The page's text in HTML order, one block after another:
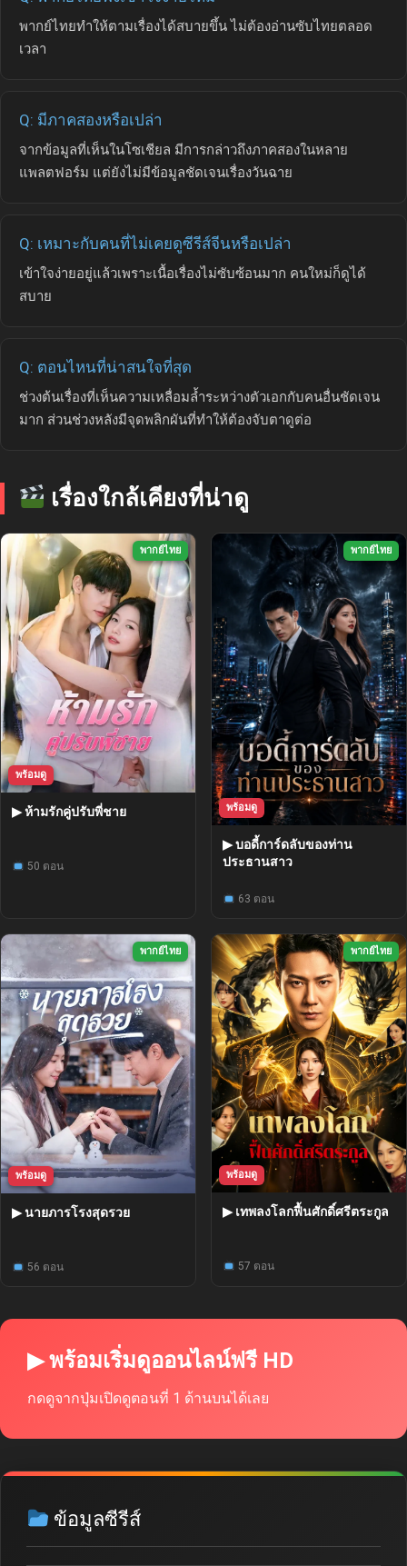
พากย์ไทยทำให้ตามเรื่องได้สบายขึ้น ไม่ต้องอ่านซับไทยตลอด
เวลา
Q: มีภาคสองหรือเปล่า
จากข้อมูลที่เห็นในโซเชียล มีการกล่าวถึงภาคสองในหลาย
แพลตฟอร์ม แต่ยังไม่มีข้อมูลชัดเจนเรื่องวันฉาย
Q: เหมาะกับคนที่ไม่เคยดูซีรีส์จีนหรือเปล่า
เข้าใจง่ายอยู่แล้วเพราะเนื้อเรื่องไม่ซับซ้อนมาก คนใหม่ก็ดูได้
สบาย
Q: ตอนไหนที่น่าสนใจที่สุด
ช่วงต้นเรื่องที่เห็นความเหลื่อมล้ำระหว่างตัวเอกกับคนอื่นชัดเจน
มาก ส่วนช่วงหลังมีจุดพลิกผันที่ทำให้ต้องจับตาดูต่อ
เรื่องใกล้เคียงที่น่าดู
พากย์ไทย
พร้อมดู
▶ ห้ามรักคู่ปรับพี่ชาย
50 ตอน
พากย์ไทย
พร้อมดู
▶ บอดี้การ์ดลับของท่าน
ประธานสาว
63 ตอน
พากย์ไทย
พร้อมดู
▶ นายภารโรงสุดรวย
56 ตอน
พากย์ไทย
พร้อมดู
▶ เทพลงโลกฟื้นศักดิ์ศรีตระกูล
57 ตอน
▶ พร้อมเริ่มดูออนไลน์ฟรี HD
กดดูจากปุ่มเปิดดูตอนที่ 1 ด้านบนได้เลย
ข้อมูลซีรีส์